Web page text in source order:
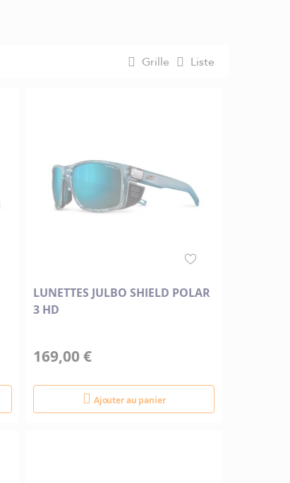
Grille Liste
LUNETTES JULBO SHIELD POLAR
3 HD
169,00 €
Ajouter au panier